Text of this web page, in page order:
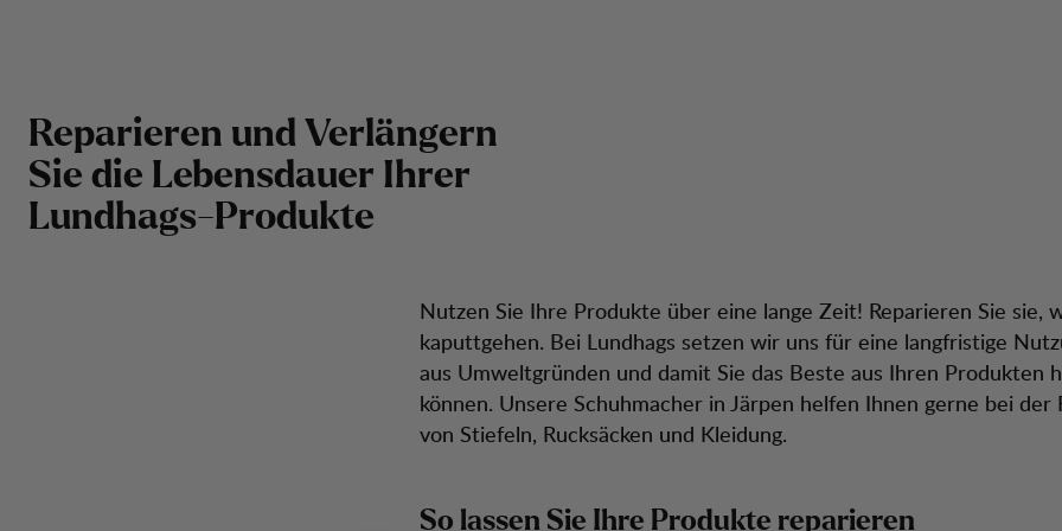
Reparieren und Verlängern
Sie die Lebensdauer Ihrer
Lundhags-Produkte
Nutzen Sie Ihre Produkte über eine lange Zeit! Reparieren Sie sie,
kaputtgehen. Bei Lundhags setzen wir uns für eine langfristige
aus Umweltgründen und damit Sie das Beste aus Ihren Produkten
können. Unsere Schuhmacher in Järpen helfen Ihnen gerne bei der
von Stiefeln, Rucksäcken und Kleidung.
So lassen Sie Ihre Produkte reparieren